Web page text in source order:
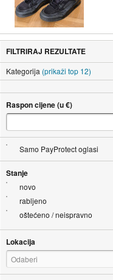
FILTRIRAJ REZULTATE
Kategorija (prikaži top 12)
Raspon cijene (u €)
Samo PayProtect oglasi
Stanje
novo
rabljeno
oštećeno / neispravno
Lokacija
Odaberi